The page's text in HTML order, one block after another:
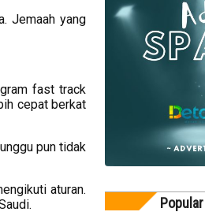
Jemaah yang
fast track
cepat berkat
pun tidak
aturan.
Popular